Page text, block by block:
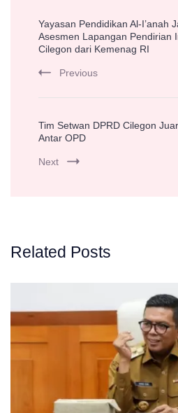
Navigation
Yayasan Pendidikan Al-I’anah
Asesmen Lapangan Pendirian
Cilegon dari Kemenag RI
Previous
Tim Setwan DPRD Cilegon
Antar OPD
Next
Related Posts